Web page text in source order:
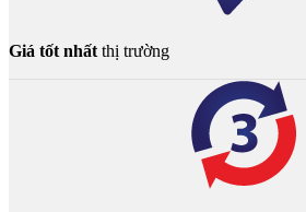
Giá tốt nhất thị trường